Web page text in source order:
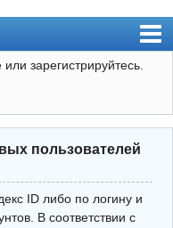
зарегистрируйтесь.
пользователей
ID либо по логину и
В соответствии с